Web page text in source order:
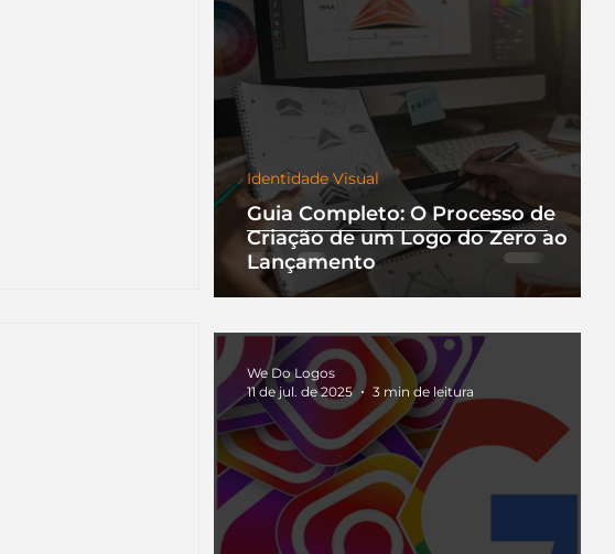
Guia Completo: O Processo de
Criação de um Logo do Zero ao
Lançamento
Identidade Visual
We Do Logos
11 de jul. de 2025
3 min de leitura